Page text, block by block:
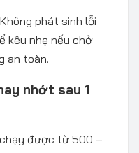
phát sinh lỗi
kêu nhẹ nếu chở
an toàn.
nhớt sau 1
được từ 500 –